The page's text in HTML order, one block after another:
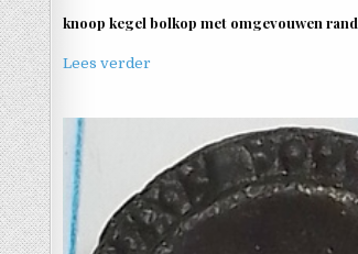
knoop kegel bolkop met omgevouwen rand
Lees verder